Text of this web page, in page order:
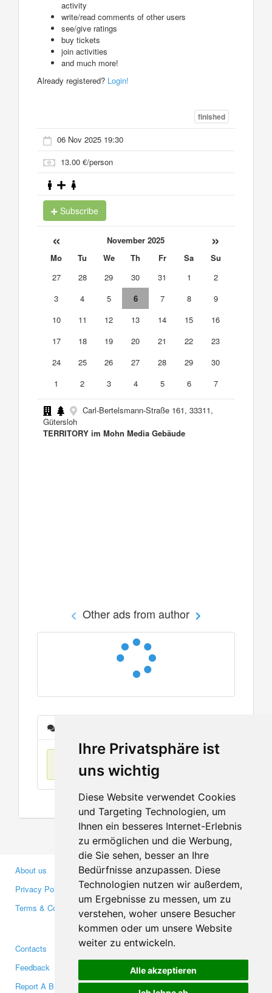
Ihre Privatsphäre ist
uns wichtig
Diese Website verwendet Cookies
und Targeting Technologien, um
Ihnen ein besseres Internet-Erlebnis
zu ermöglichen und die Werbung,
die Sie sehen, besser an Ihre
Bedürfnisse anzupassen. Diese
Technologien nutzen wir außerdem,
um Ergebnisse zu messen, um zu
verstehen, woher unsere Besucher
kommen oder um unsere Website
weiter zu entwickeln.
Alle akzeptieren
activity
write/read comments of other users
see/give ratings
buy tickets
join activities
and much more!
Already registered? Login!
finished
06 Nov 2025 19:30
13.00 €/person
Subscribe
« November 2025 »
Mo Tu We Th Fr Sa
Su
27
28 29 30 31 1
2
3
4 5 6 7 8
9
10
11 12 13 14 15
16
17
18 19 20 21 22
23
24
25 26 27 28 29
30
1
2 3 4 5 6 7
Carl-Bertelsmann-Straße 161, 33311,
Gütersloh
TERRITORY im Mohn Media Gebäude
Other ads from author
No items found
About us
Privacy Policy
Terms & Conditions
Business Partners
Investors
Media
Contacts
Feedback
Report A Bug
Facebook
Twitter
YouTube